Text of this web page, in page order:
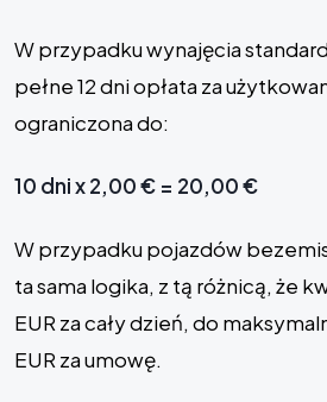
W przypadku wynajęcia
pełne 12 dni opłata za
ograniczona do:
10 dni x 2,00 € = 20,00 €
W przypadku pojazdów
ta sama logika, z tą różnicą, że
EUR za cały dzień, do
EUR za umowę.